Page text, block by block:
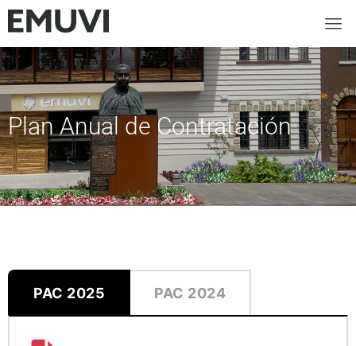
Plan Anual de Contratación
PAC 2025 PAC 2024